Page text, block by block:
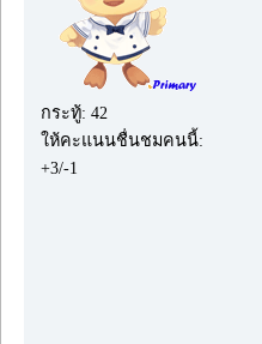
กระทู้: 42
ให้คะแนนชื่นชมคนนี้:
+3/-1